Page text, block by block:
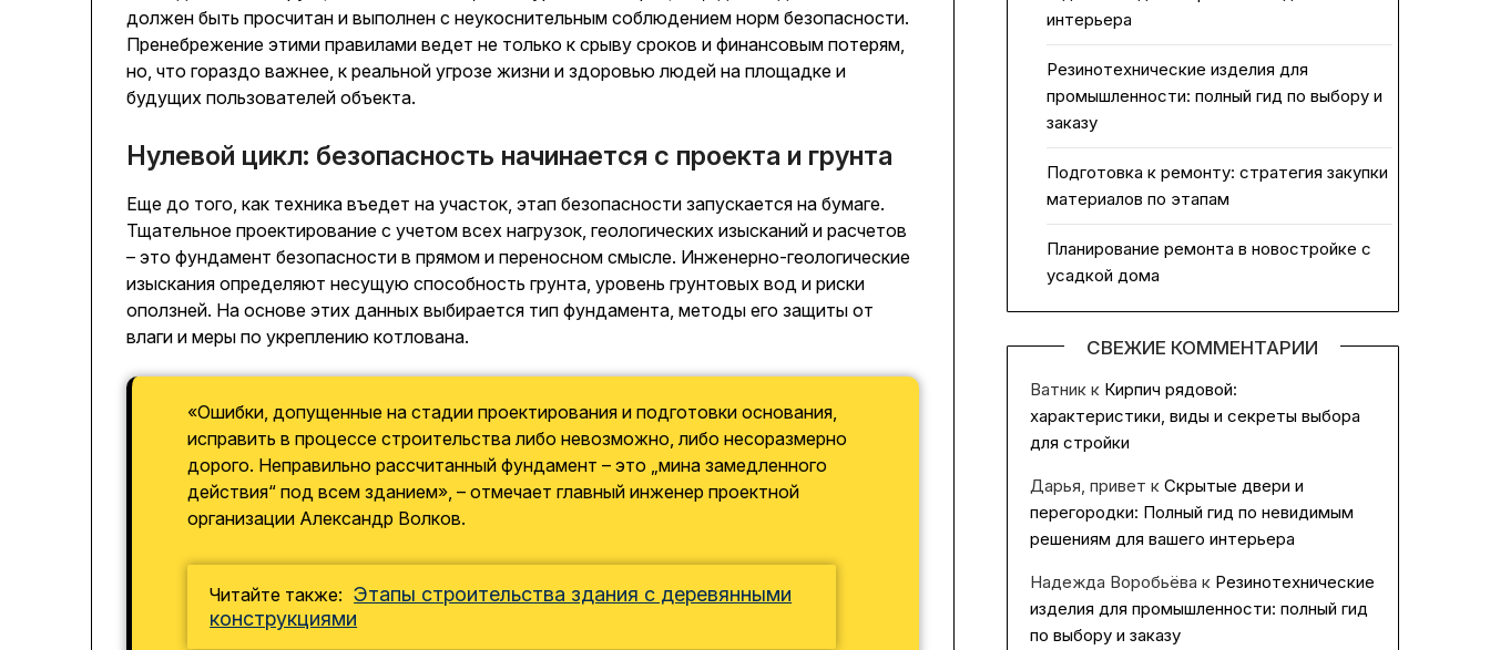
должен быть просчитан и выполнен с неукоснительным соблюдением норм безопасности.
Пренебрежение этими правилами ведет не только к срыву сроков и финансовым потерям,
но, что гораздо важнее, к реальной угрозе жизни и здоровью людей на площадке и
будущих пользователей объекта.
Нулевой цикл: безопасность начинается с проекта и грунта
Еще до того, как техника въедет на участок, этап безопасности запускается на бумаге.
Тщательное проектирование с учетом всех нагрузок, геологических изысканий и расчетов
– это фундамент безопасности в прямом и переносном смысле. Инженерно-геологические
изыскания определяют несущую способность грунта, уровень грунтовых вод и риски
оползней. На основе этих данных выбирается тип фундамента, методы его защиты от
влаги и меры по укреплению котлована.
«Ошибки, допущенные на стадии проектирования и подготовки основания,
исправить в процессе строительства либо невозможно, либо несоразмерно
дорого. Неправильно рассчитанный фундамент – это „мина замедленного
действия“ под всем зданием», – отмечает главный инженер проектной
организации Александр Волков.
Читайте также: Этапы строительства здания с деревянными
конструкциями
интерьера
Резинотехнические изделия для
промышленности: полный гид по выбору и
заказу
Подготовка к ремонту: стратегия закупки
материалов по этапам
Планирование ремонта в новостройке с
усадкой дома
СВЕЖИЕ КОММЕНТАРИИ
Ватникк Кирпич рядовой:
характеристики, виды и секреты выбора
для стройки
Дарья, привет к Скрытые двери и
перегородки: Полный гид по невидимым
решениям для вашего интерьера
Надежда Воробьёва к Резинотехнические
изделия для промышленности: полный гид
по выбору и заказу